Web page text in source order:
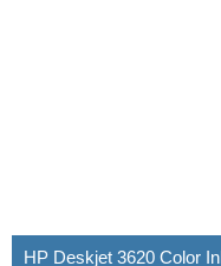
HP Deskjet 3620 Color